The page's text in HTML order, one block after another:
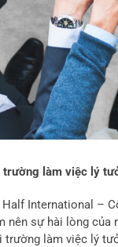
làm việc lý
International –
nên sự hài lòng
làm việc lý